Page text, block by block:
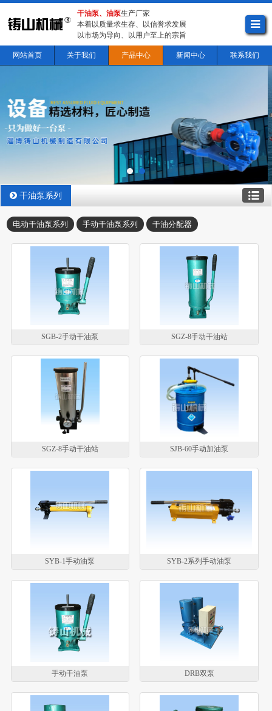
干油泵、油泵生产厂家
本着以质量求生存、以信誉求发展
以市场为导向、以用户至上的宗旨
网站首页 关于我们 产品中心 新闻中心 联系我们
干油泵系列
电动干油泵系列 手动干油泵系列 干油分配器
SGB-2手动干油泵 SGZ-8手动干油站
SGZ-8手动干油站 SJB-60手动加油泵
SYB-1手动油泵 SYB-2系列手动油泵
手动干油泵 DRB双泵